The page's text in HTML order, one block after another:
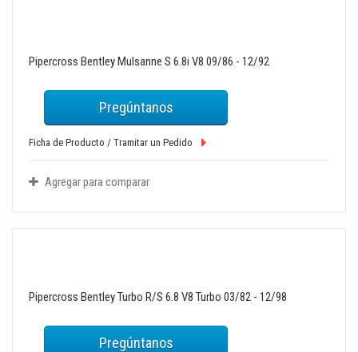
Pipercross Bentley Mulsanne S 6.8i V8 09/86 - 12/92
Pregúntanos
Ficha de Producto / Tramitar un Pedido
Agregar para comparar
Pipercross Bentley Turbo R/S 6.8 V8 Turbo 03/82 - 12/98
Pregúntanos